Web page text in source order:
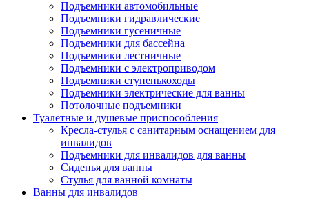
Подъемники автомобильные
Подъемники гидравлические
Подъемники гусеничные
Подъемники для бассейна
Подъемники лестничные
Подъемники с электроприводом
Подъемники ступенькоходы
Подъемники электрические для ванны
Потолочные подъемники
Туалетные и душевые приспособления
Кресла-стулья с санитарным оснащением для
инвалидов
Подъемники для инвалидов для ванны
Сиденья для ванны
Стулья для ванной комнаты
Ванны для инвалидов